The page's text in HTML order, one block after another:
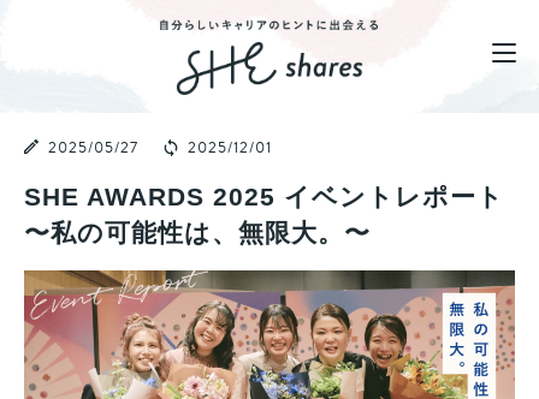
2025/05/27 2025/12/01
SHE AWARDS 2025 イベントレポート
〜私の可能性は、無限大。〜